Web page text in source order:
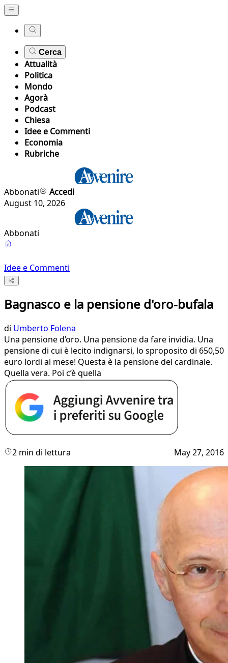
Cerca
Attualità
Politica
Mondo
Agorà
Podcast
Chiesa
Idee e Commenti
Economia
Rubriche
Abbonati
Accedi
August 10, 2026
Abbonati
Idee e Commenti
Bagnasco e la pensione d'oro-bufala
di Umberto Folena
​Una pensione d’oro. Una pensione da fare invidia. Una
pensione di cui è lecito indignarsi, lo sproposito di 650,50
euro lordi al mese! Questa è la pensione del cardinale.
Quella vera. Poi c’è quella
2 min di lettura May 27, 2016